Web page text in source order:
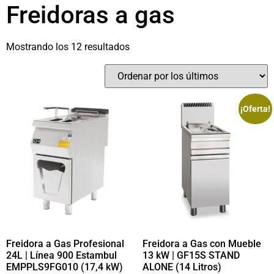
Freidoras a gas
Mostrando los 12 resultados
Freidora a Gas Profesional
24L | Línea 900 Estambul
EMPPLS9FG010 (17,4 kW)
¡Oferta!
Freidora a Gas con Mueble
13 kW | GF15S STAND
ALONE (14 Litros)